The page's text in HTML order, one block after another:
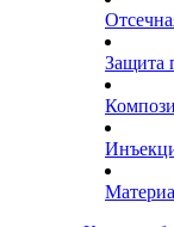
Защита